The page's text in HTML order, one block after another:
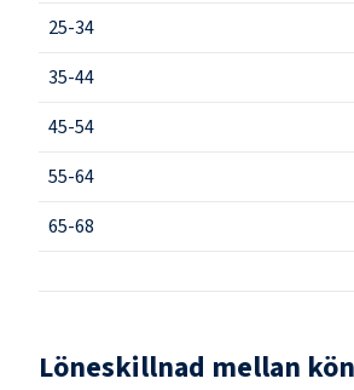
25-34
35-44
45-54
55-64
65-68
Löneskillnad mellan